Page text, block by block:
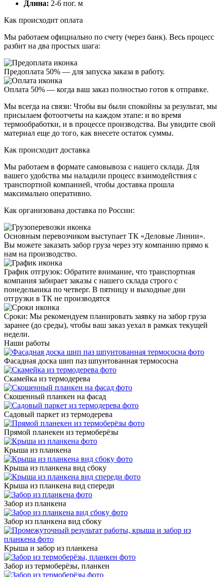
Длина: 2-6 пог. м
Как происходит оплата
Мы работаем официально по счету (через банк). Весь процесс
разбит на два простых шага:
Предоплата 50% — для запуска заказа в работу.
Оплата 50% — когда ваш заказ полностью готов к отправке.
Мы всегда на связи: Чтобы вы были спокойны за результат, мы
присылаем фотоотчеты на каждом этапе: и во время
термообработки, и в процессе производства. Вы увидите свой
материал еще до того, как внесете остаток суммы.
Как происходит доставка
Мы работаем в формате самовывоза с нашего склада. Для
вашего удобства мы наладили процесс взаимодействия с
транспортной компанией, чтобы доставка прошла
максимально оперативно.
Как организована доставка по России:
Основным перевозчиком выступает ТК «Деловые Линии».
Вы можете заказать забор груза через эту компанию прямо к
нам на производство.
График отгрузок: Обратите внимание, что транспортная
компания забирает заказы с нашего склада строго с
понедельника по четверг. В пятницу и выходные дни
отгрузки в ТК не производятся
Сроки: Мы рекомендуем планировать заявку на забор груза
заранее (до среды), чтобы ваш заказ уехал в рамках текущей
недели.
Наши работы
Фасадная доска шип паз шпунтованная термососна
Скамейка из термодерева
Скошенный планкен на фасад
Садовый паркет из термодерева
Прямой планекен из термоберёзы
Крыша из планкена
Крыша из планкена вид сбоку
Крыша из планкена вид спереди
Забор из планкена
Забор из планкена вид сбоку
Крыша и забор из планкена
Забор из термоберёзы, планкен